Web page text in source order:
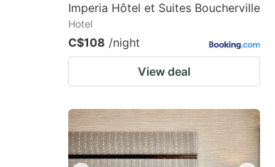
Imperia Hôtel et Suites Boucherville
Hotel
C$108 /night
View deal